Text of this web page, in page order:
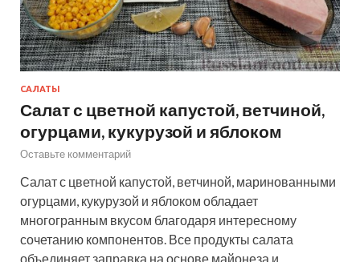
САЛАТЫ
Салат с цветной капустой, ветчиной,
огурцами, кукурузой и яблоком
Оставьте комментарий
Салат с цветной капустой, ветчиной, маринованными
огурцами, кукурузой и яблоком обладает
многогранным вкусом благодаря интересному
сочетанию компонентов. Все продукты салата
объединяет заправка на основе майонеза и